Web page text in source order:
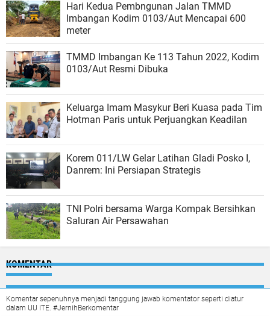
Hari Kedua Pembngunan Jalan TMMD
Imbangan Kodim 0103/Aut Mencapai 600
meter
TMMD Imbangan Ke 113 Tahun 2022, Kodim
0103/Aut Resmi Dibuka
Keluarga Imam Masykur Beri Kuasa pada Tim
Hotman Paris untuk Perjuangkan Keadilan
Korem 011/LW Gelar Latihan Gladi Posko I,
Danrem: Ini Persiapan Strategis
TNI Polri bersama Warga Kompak Bersihkan
Saluran Air Persawahan
KOMENTAR
Komentar sepenuhnya menjadi tanggung jawab komentator seperti diatur
dalam UU ITE. #JernihBerkomentar